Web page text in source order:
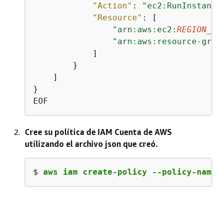
"Action" :
"Resource" : [
"arn:aws:ec2: REGION_ID
"arn:aws:resource-
]
}
]
}
EOF
Cree su política de IAM Cuenta de AWS
utilizando el archivo json que creó.
$ aws iam create-policy --policy-name